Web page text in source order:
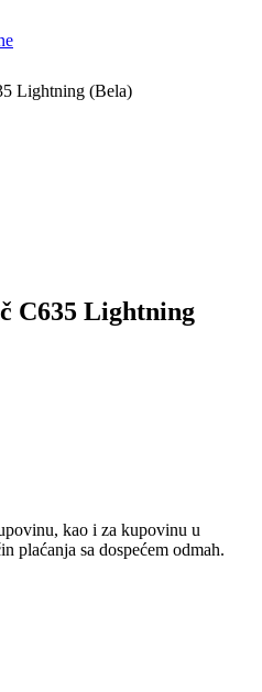
Lightning (Bela)
C635 Lightning
kao i za kupovinu u
plaćanja sa dospećem odmah.